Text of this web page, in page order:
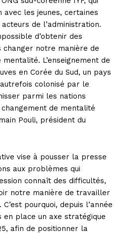
les jeunes, certaines
de l’administration.
d’obtenir des
notre manière de
L’enseignement de
en Corée du Sud, un pays
colonisé par le
parmi les nations
de mentalité
Pouli, président du
vise à pousser la presse
aux problèmes qui
connaît des difficultés,
notre manière de travailler
pourquoi, depuis l’année
en place un axe stratégique
afin de positionner la